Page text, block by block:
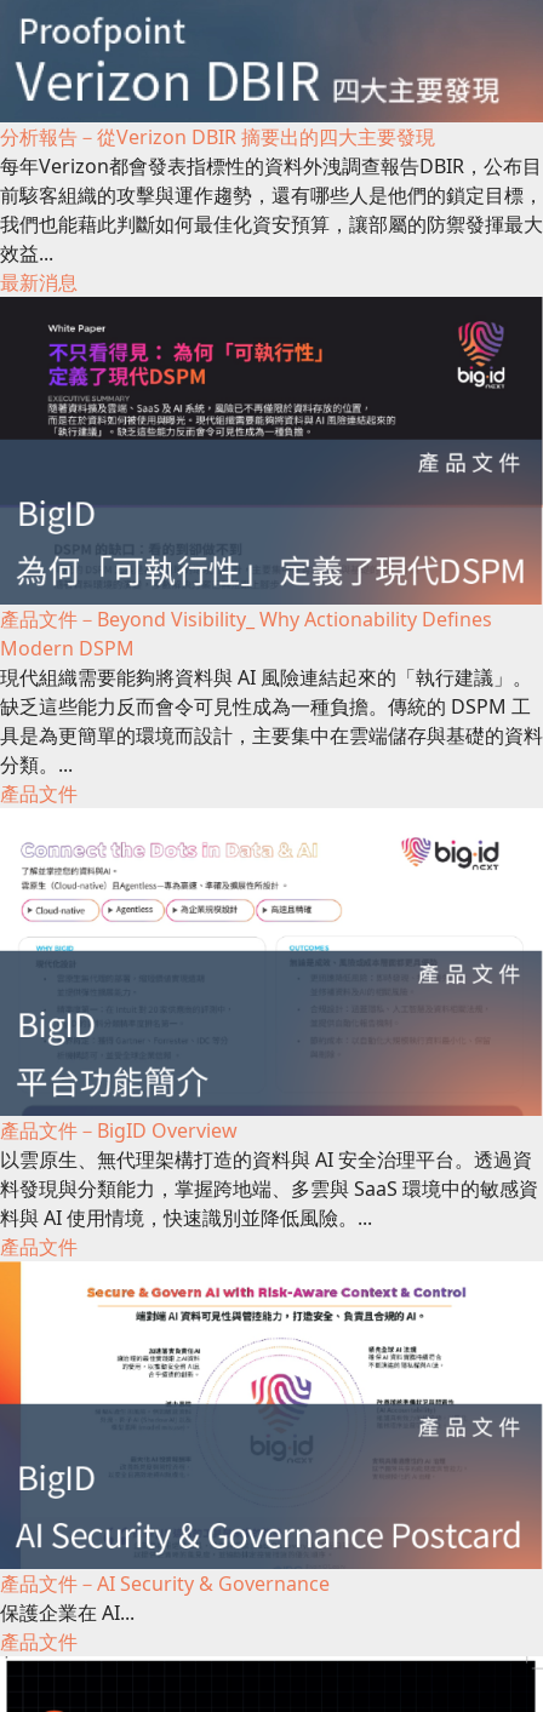
分析報告－從Verizon DBIR 摘要出的四大主要發現
每年Verizon都會發表指標性的資料外洩調查報告DBIR，公布目
前駭客組織的攻擊與運作趨勢，還有哪些人是他們的鎖定目標，
我們也能藉此判斷如何最佳化資安預算，讓部屬的防禦發揮最大
效益...
最新消息
產品文件－Beyond Visibility_ Why Actionability Defines
Modern DSPM
現代組織需要能夠將資料與 AI 風險連結起來的「執行建議」。
缺乏這些能力反而會令可見性成為一種負擔。傳統的 DSPM 工
具是為更簡單的環境而設計，主要集中在雲端儲存與基礎的資料
分類。...
產品文件
產品文件－BigID Overview
以雲原生、無代理架構打造的資料與 AI 安全治理平台。透過資
料發現與分類能力，掌握跨地端、多雲與 SaaS 環境中的敏感資
料與 AI 使用情境，快速識別並降低風險。...
產品文件
產品文件－AI Security & Governance
保護企業在 AI...
產品文件